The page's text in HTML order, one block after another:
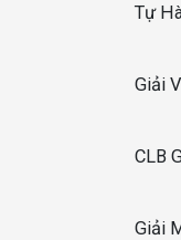
Tự
Giải
CLB
Giải